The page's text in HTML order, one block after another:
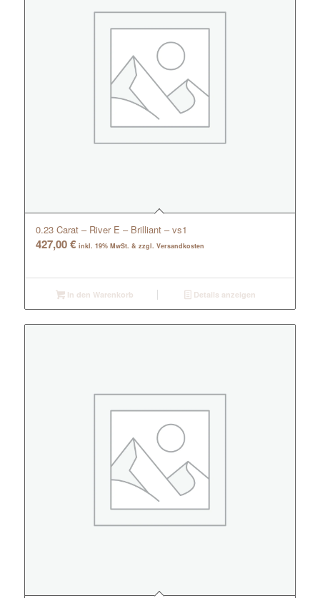
0.23 Carat – River E – Brilliant – vs1
427,00€ inkl. 19% MwSt. & zzgl. Versandkosten
In den Warenkorb Details anzeigen